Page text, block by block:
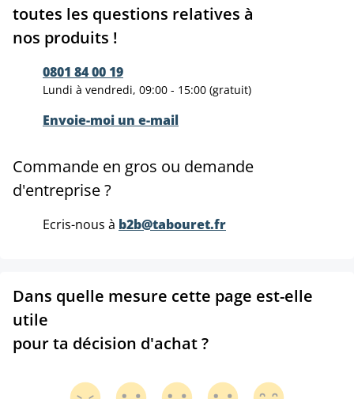
toutes les questions relatives à
nos produits !
0801 84 00 19
Lundi à vendredi, 09:00 - 15:00 (gratuit)
Envoie-moi un e-mail
Commande en gros ou demande
d'entreprise ?
Ecris-nous à b2b@tabouret.fr
Dans quelle mesure cette page est-elle
utile
pour ta décision d'achat ?